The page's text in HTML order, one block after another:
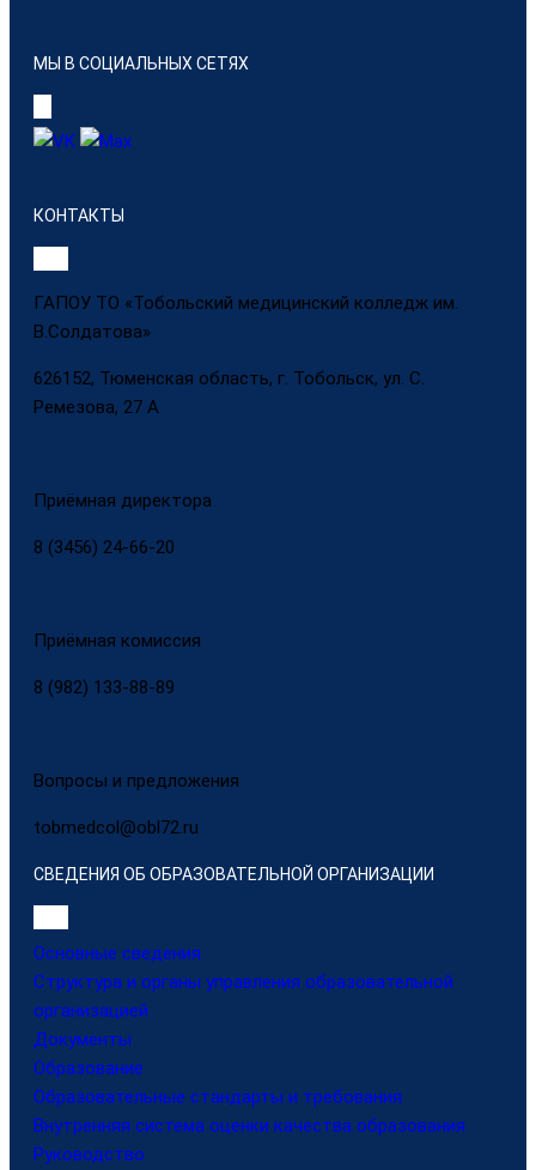
МЫ В СОЦИАЛЬНЫХ СЕТЯХ
КОНТАКТЫ
ГАПОУ ТО «Тобольский медицинский колледж им.
В.Солдатова»
626152, Тюменская область, г. Тобольск, ул. С.
Ремезова, 27 А
Приёмная директора
8 (3456) 24-66-20
Приёмная комиссия
8 (982) 133-88-89
Вопросы и предложения
tobmedcol@obl72.ru
СВЕДЕНИЯ ОБ ОБРАЗОВАТЕЛЬНОЙ ОРГАНИЗАЦИИ
Основные сведения
Структура и органы управления образовательной
организацией
Документы
Образование
Образовательные стандарты и требования
Внутренняя система оценки качества образования
Руководство